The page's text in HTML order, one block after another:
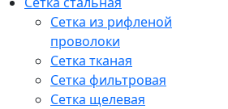
Сетка из рифленой
проволоки
Сетка тканая
Сетка фильтровая
Сетка щелевая